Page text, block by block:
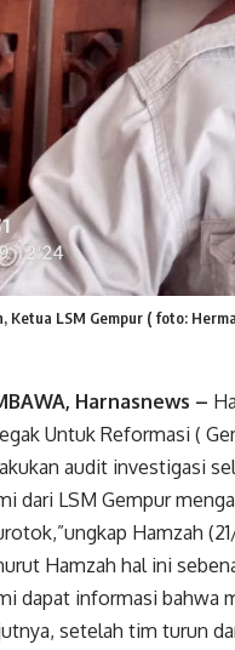
Ketua LSM Gempur ( foto:
Harnasnews –
Untuk Reformasi (
audit investigasi
dari LSM Gempur
Hamzah
Hamzah hal ini
dapat informasi bahwa
setelah tim turun